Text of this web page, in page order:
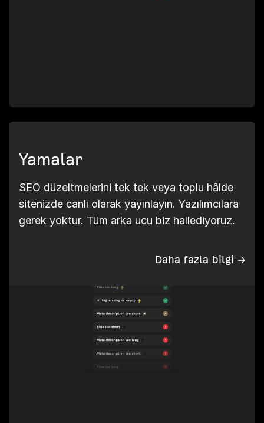
Yamalar
SEO düzeltmelerini tek tek veya toplu hâlde
sitenizde canlı olarak yayınlayın. Yazılımcılara
gerek yoktur. Tüm arka ucu biz hallediyoruz.
Daha fazla bilgi →